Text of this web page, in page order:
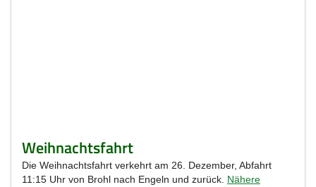
Weihnachtsfahrt
Die Weihnachtsfahrt verkehrt am 26. Dezember, Abfahrt
11:15 Uhr von Brohl nach Engeln und zurück. Nähere